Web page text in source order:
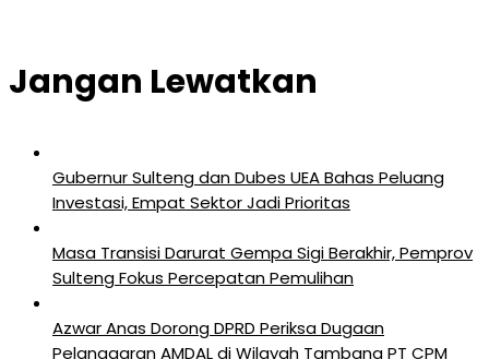
Jangan Lewatkan
Gubernur Sulteng dan Dubes UEA Bahas Peluang
Investasi, Empat Sektor Jadi Prioritas
Masa Transisi Darurat Gempa Sigi Berakhir, Pemprov
Sulteng Fokus Percepatan Pemulihan
Azwar Anas Dorong DPRD Periksa Dugaan
Pelanggaran AMDAL di Wilayah Tambang PT CPM